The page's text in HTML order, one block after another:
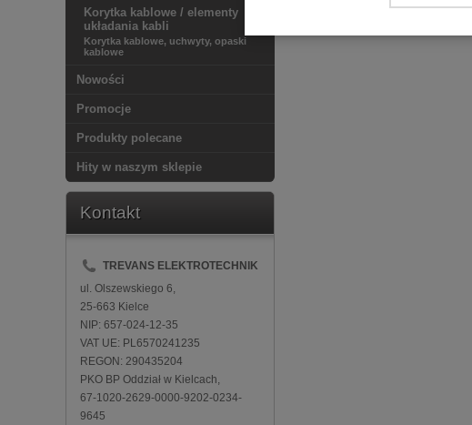
Korytka kablowe / elementy
układania kabli
Korytka kablowe, uchwyty, opaski
kablowe
Nowości
Promocje
Produkty polecane
Hity w naszym sklepie
Kontakt
TREVANS ELEKTROTECHNIK
ul. Olszewskiego 6,
25-663 Kielce
NIP: 657-024-12-35
VAT UE: PL6570241235
REGON: 290435204
PKO BP Oddział w Kielcach,
67-1020-2629-0000-9202-0234-
9645